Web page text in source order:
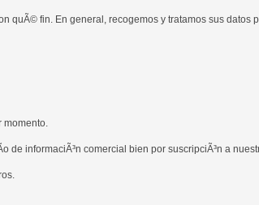
fin. En general, recogemos y tratamos sus datos
informaciÃ³n comercial bien por suscripciÃ³n a